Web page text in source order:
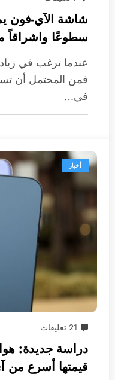
شاشة الآي-فون
سطوعًا واشراقاً
عندما ترغب في
فمن المحتمل أن
في…
أخبار
21 تعليقات
قيمتها أسرع من